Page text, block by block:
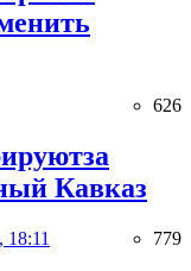
626
Кавказ
18:11 779